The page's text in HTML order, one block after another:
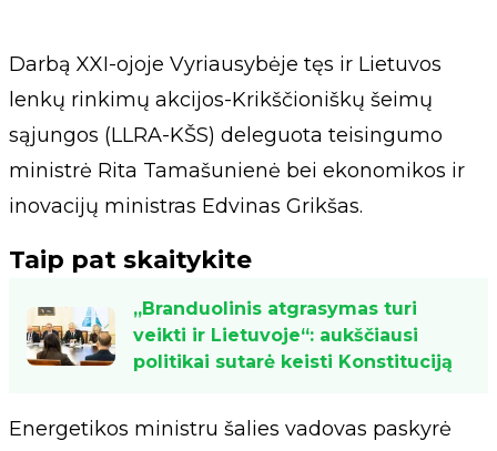
Darbą XXI-ojoje Vyriausybėje tęs ir Lietuvos
lenkų rinkimų akcijos-Krikščioniškų šeimų
sąjungos (LLRA-KŠS) deleguota teisingumo
ministrė Rita Tamašunienė bei ekonomikos ir
inovacijų ministras Edvinas Grikšas.
Taip pat skaitykite
„Branduolinis atgrasymas turi
veikti ir Lietuvoje“: aukščiausi
politikai sutarė keisti Konstituciją
Energetikos ministru šalies vadovas paskyrė